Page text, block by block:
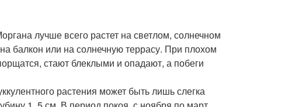
лучше всего растет на светлом, солнечном
балкон или на солнечную террасу. При плохом
стают блеклыми и опадают, а побеги
растения может быть лишь слегка